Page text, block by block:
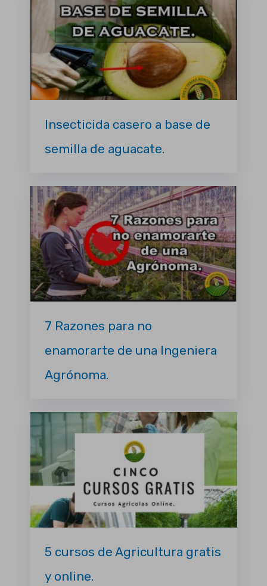
Insecticida casero a base de
semilla de aguacate.
7 Razones para no
enamorarte de una Ingeniera
Agrónoma.
5 cursos de Agricultura gratis
y online.